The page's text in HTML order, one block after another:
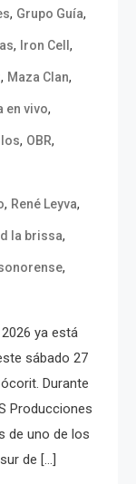
, Grupo Guía,
, Iron Cell ,
, Maza Clan,
en vivo,
, OBR,
, René Leyva,
la brissa,
,
ya está
sábado 27
Durante
Producciones
de uno de los
de […]